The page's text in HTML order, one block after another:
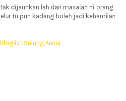
dijauhkan lah dari masalah ni..orang
tu pun kadang boleh jadi kehamilan
Bloglist Sulung Annur